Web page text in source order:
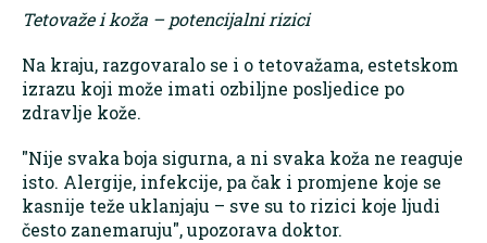
Tetovaže i koža – potencijalni rizici
Na kraju, razgovaralo se i o tetovažama, estetskom
izrazu koji može imati ozbiljne posljedice po
zdravlje kože.
"Nije svaka boja sigurna, a ni svaka koža ne reaguje
isto. Alergije, infekcije, pa čak i promjene koje se
kasnije teže uklanjaju – sve su to rizici koje ljudi
često zanemaruju", upozorava doktor.